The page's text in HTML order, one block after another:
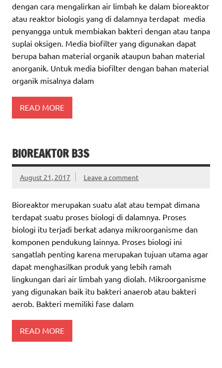
dengan cara mengalirkan air limbah ke dalam bioreaktor
atau reaktor biologis yang di dalamnya terdapat media
penyangga untuk membiakan bakteri dengan atau tanpa
suplai oksigen. Media biofilter yang digunakan dapat
berupa bahan material organik ataupun bahan material
anorganik. Untuk media biofilter dengan bahan material
organik misalnya dalam
READ MORE
BIOREAKTOR B3S
August 21, 2017 Leave a comment
Bioreaktor merupakan suatu alat atau tempat dimana
terdapat suatu proses biologi di dalamnya. Proses
biologi itu terjadi berkat adanya mikroorganisme dan
komponen pendukung lainnya. Proses biologi ini
sangatlah penting karena merupakan tujuan utama agar
dapat menghasilkan produk yang lebih ramah
lingkungan dari air limbah yang diolah. Mikroorganisme
yang digunakan baik itu bakteri anaerob atau bakteri
aerob. Bakteri memiliki fase dalam
READ MORE